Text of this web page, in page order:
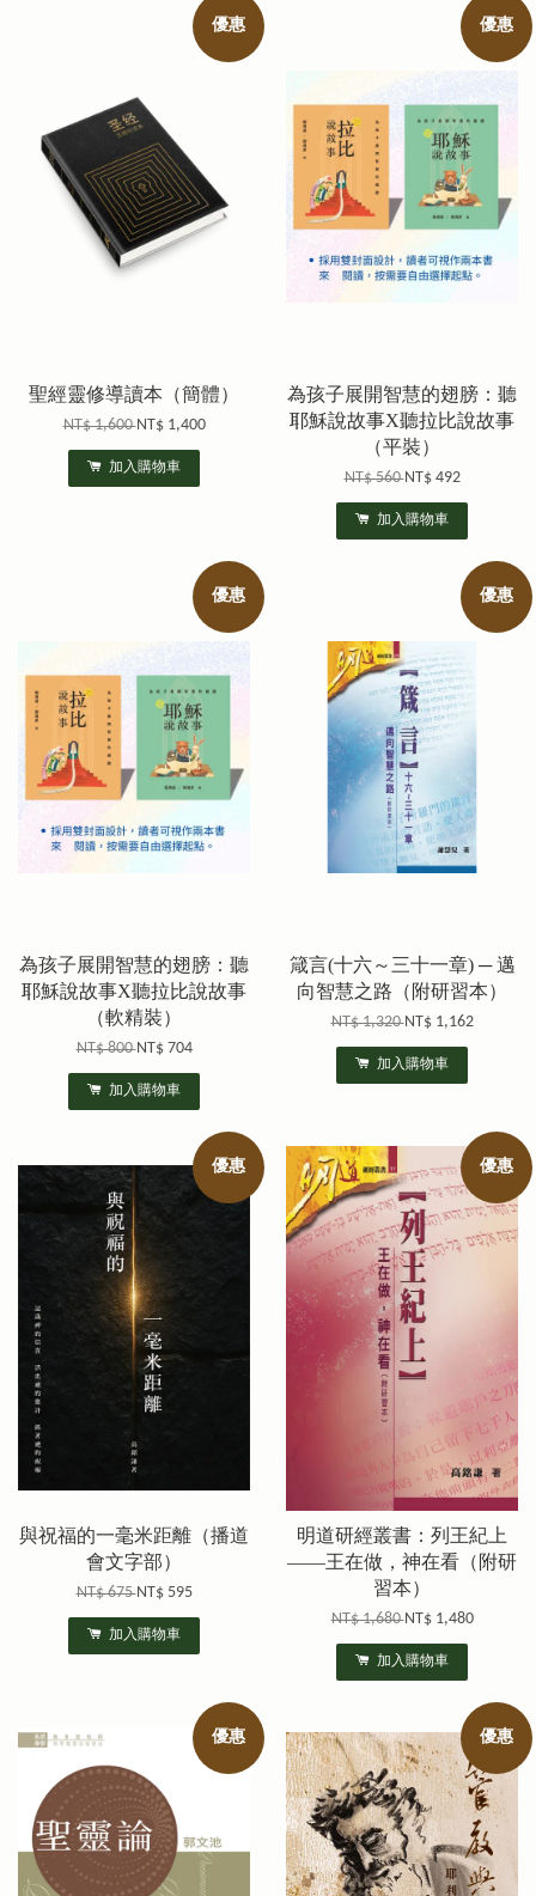
優惠
聖經靈修導讀本（簡體）
NT$ 1,600NT$ 1,400
加入購物車
優惠
為孩子展開智慧的翅膀：聽
耶穌說故事X聽拉比說故事
（平裝）
NT$ 560NT$ 492
加入購物車
優惠
為孩子展開智慧的翅膀：聽
耶穌說故事X聽拉比說故事
（軟精裝）
NT$ 800NT$ 704
加入購物車
優惠
箴言(十六～三十一章) ─ 邁
向智慧之路（附研習本）
NT$ 1,320NT$ 1,162
加入購物車
優惠
與祝福的一毫米距離（播道
會文字部）
NT$ 675NT$ 595
加入購物車
優惠
明道研經叢書：列王紀上
——王在做，神在看（附研
習本）
NT$ 1,680NT$ 1,480
加入購物車
優惠 優惠